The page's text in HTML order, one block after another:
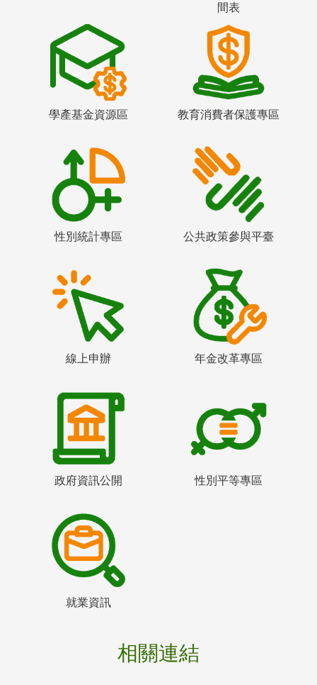
間表
學產基金資源區 教育消費者保護專區
性別統計專區 公共政策參與平臺
線上申辦 年金改革專區
政府資訊公開 性別平等專區
就業資訊
相關連結